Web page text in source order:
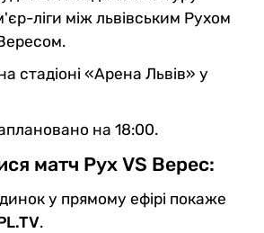
ліги між львівським Рухом
стадіоні «Арена Львів» у
на 18:00.
матч Рух VS Верес:
у прямому ефірі покаже
.